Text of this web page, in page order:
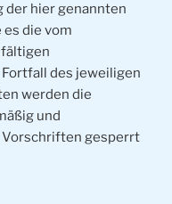
der hier genannten
die vom
des jeweiligen
werden die
und
gesperrt